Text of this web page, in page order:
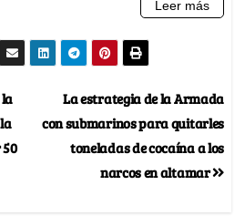
La estrategia de la Armada
con submarinos para quitarles
toneladas de cocaína a los
narcos en altamar